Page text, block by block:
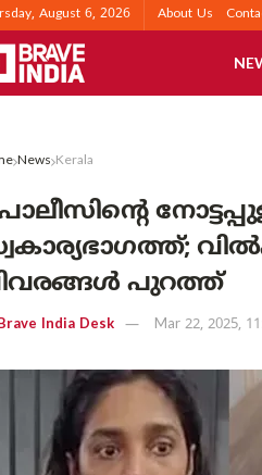
August 6, 2026 About Us
News Kerala
പുറത്ത്
India Desk Mar 22, 2025,